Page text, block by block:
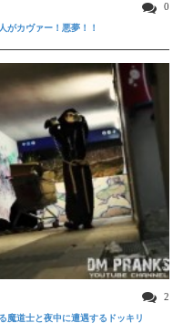
0
がカヴァー！悪夢！！
2
魔道士と夜中に遭遇するドッキリ